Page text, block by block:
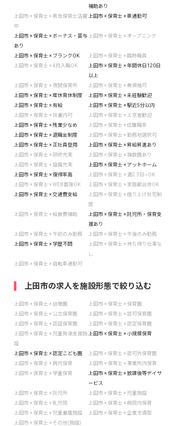
補助あり
上田市 × 保育士 × 男性保育士活躍
中
上田市 × 保育士 × 車通勤可
上田市 × 保育士 × ボーナス・賞与
あり
上田市 × 保育士 × オープニング
上田市 × 保育士 × ブランクOK
上田市 × 保育士 × 臨時職員
上田市 × 保育士 × 4月入職OK
上田市 × 保育士 × 年間休日120日
以上
上田市 × 保育士 × 夜間保育所
上田市 × 保育士 × 無資格可
上田市 × 保育士 × 産休育休制度
上田市 × 保育士 × 未経験歓迎
上田市 × 保育士 × 有給
上田市 × 保育士 × 駅近5分以内
上田市 × 保育士 × 扶養内可
上田市 × 保育士 × 上京者歓迎
上田市 × 保育士 × 残業少なめ
上田市 × 保育士 × 低離職率
上田市 × 保育士 × 退職金制度
上田市 × 保育士 × 勤務地選択可
上田市 × 保育士 × 正社員登用
上田市 × 保育士 × 昇給昇進あり
上田市 × 保育士 × 研修充実
上田市 × 保育士 × 複数園あり
上田市 × 保育士 × 設備充実
上田市 × 保育士 × アットホーム
上田市 × 保育士 × 復帰率高
上田市 × 保育士 × 週2.3日~OK
上田市 × 保育士 × WEB面接OK
上田市 × 保育士 × 家庭都合休OK
上田市 × 保育士 × 交通費支給
上田市 × 保育士 × 借り上げ社宅制
度
上田市 × 保育士 × 給食費補助
上田市 × 保育士 × 託児所・保育支
援あり
上田市 × 保育士 × 午前のみ勤務
上田市 × 保育士 × 午後のみ勤務
上田市 × 保育士 × 学歴不問
上田市 × 保育士 × 持ち帰り仕事な
し
上田市 × 保育士 × 自転車通勤可
上田市の求人を施設形態で絞り込む
上田市 × 保育士 × 幼稚園
上田市 × 保育士 × 保育園
上田市 × 保育士 × 公立保育園
上田市 × 保育士 × 認可保育園
上田市 × 保育士 × 認証保育園
上田市 × 保育士 × 認定保育園
上田市 × 保育士 × 児童発達支援施
設
上田市 × 保育士 × 小規模保育
上田市 × 保育士 × 認定こども園
上田市 × 保育士 × 認可外保育園
上田市 × 保育士 × 病児保育
上田市 × 保育士 × 事業所内保育
上田市 × 保育士 × 学童保育
上田市 × 保育士 × 放課後等デイサ
ービス
上田市 × 保育士 × 託児所
上田市 × 保育士 × 児童施設
上田市 × 保育士 × 乳児院
上田市 × 保育士 × 病院内保育
上田市 × 保育士 × 児童養護施設
上田市 × 保育士 × 企業主導型
上田市 × 保育士 × その他(施設)